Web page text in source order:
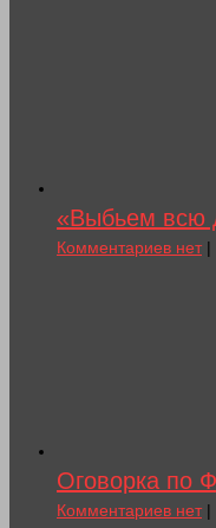
«Выбьем всю
Комментариев нет|
Оговорка по
Комментариев нет|